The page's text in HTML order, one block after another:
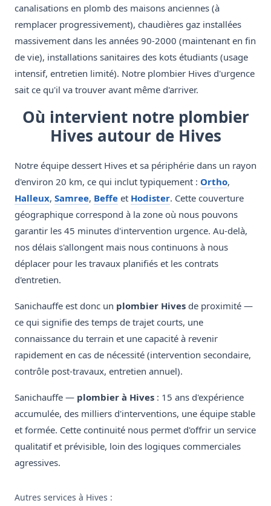
canalisations en plomb des maisons anciennes (à
remplacer progressivement), chaudières gaz installées
massivement dans les années 90-2000 (maintenant en fin
de vie), installations sanitaires des kots étudiants (usage
intensif, entretien limité). Notre plombier Hives d'urgence
sait ce qu'il va trouver avant même d'arriver.
Où intervient notre plombier
Hives autour de Hives
Notre équipe dessert Hives et sa périphérie dans un rayon
d'environ 20 km, ce qui inclut typiquement : Ortho,
Halleux, Samree, Beffe et Hodister. Cette couverture
géographique correspond à la zone où nous pouvons
garantir les 45 minutes d'intervention urgence. Au-delà,
nos délais s'allongent mais nous continuons à nous
déplacer pour les travaux planifiés et les contrats
d'entretien.
Sanichauffe est donc un plombier Hives de proximité —
ce qui signifie des temps de trajet courts, une
connaissance du terrain et une capacité à revenir
rapidement en cas de nécessité (intervention secondaire,
contrôle post-travaux, entretien annuel).
Sanichauffe — plombier à Hives : 15 ans d'expérience
accumulée, des milliers d'interventions, une équipe stable
et formée. Cette continuité nous permet d'offrir un service
qualitatif et prévisible, loin des logiques commerciales
agressives.
Autres services à Hives :